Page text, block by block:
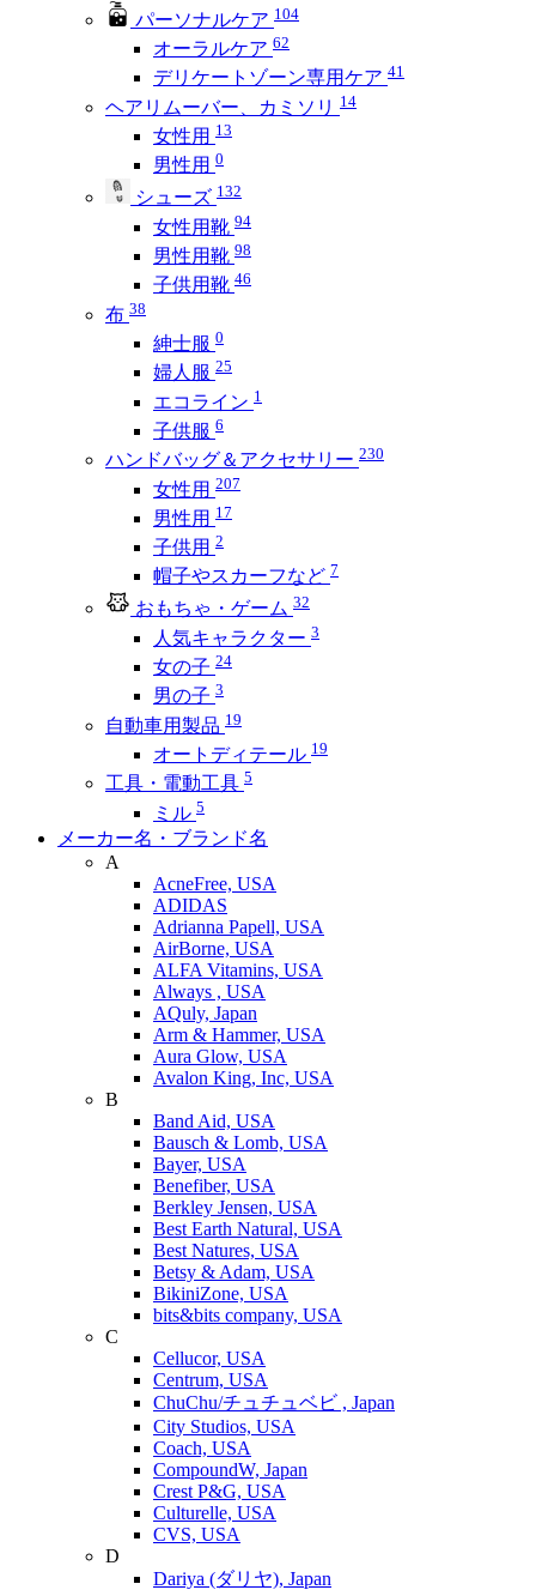
パーソナルケア 104
オーラルケア 62
デリケートゾーン専用ケア 41
ヘアリムーバー、カミソリ 14
女性用 13
男性用 0
シューズ 132
女性用靴 94
男性用靴 98
子供用靴 46
布 38
紳士服 0
婦人服 25
エコライン 1
子供服 6
ハンドバッグ＆アクセサリー 230
女性用 207
男性用 17
子供用 2
帽子やスカーフなど 7
おもちゃ・ゲーム 32
人気キャラクター 3
女の子 24
男の子 3
自動車用製品 19
オートディテール 19
工具・電動工具 5
ミル 5
メーカー名・ブランド名
A
AcneFree, USA
ADIDAS
Adrianna Papell, USA
AirBorne, USA
ALFA Vitamins, USA
Always , USA
AQuly, Japan
Arm & Hammer, USA
Aura Glow, USA
Avalon King, Inc, USA
B
Band Aid, USA
Bausch & Lomb, USA
Bayer, USA
Benefiber, USA
Berkley Jensen, USA
Best Earth Natural, USA
Best Natures, USA
Betsy & Adam, USA
BikiniZone, USA
bits&bits company, USA
C
Cellucor, USA
Centrum, USA
ChuChu/チュチュベビ , Japan
City Studios, USA
Coach, USA
CompoundW, Japan
Crest P&G, USA
Culturelle, USA
CVS, USA
D
Dariya (ダリヤ), Japan